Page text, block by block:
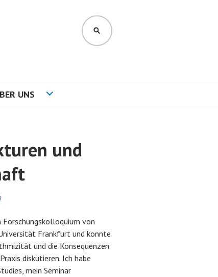
SUCHEN
UNS
und
von
Frankfurt und konnte
und die Konsequenzen
diskutieren. Ich habe
mein Seminar